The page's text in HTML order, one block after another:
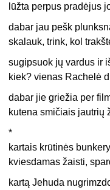
lūžta perpus pradėjus
dabar jau pešk
skalauk, trink, kol
sugipsuok jų vardus ir
kiek? vienas Rachelė
dabar jie griežia per
kutena smičiais jautrių
*
kartais krūtinės
kviesdamas žaisti,
kartą Jehuda